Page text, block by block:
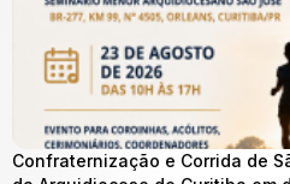
Confraternização e Corrida de